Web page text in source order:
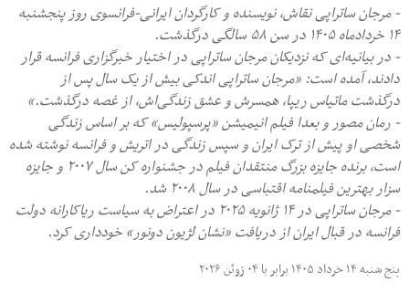
- مرجان ساتراپی نقاش، نویسنده و کارگردان ایرانی-فرانسوی روز پنجشنبه
۱۴ خردادماه ۱۴۰۵ در سن ۵۸ سالگی درگذشت.
- در بیانیه‌ای که نزدیکان مرجان ساتراپی در اختیار خبرگزاری فرانسه قرار
دادند، آمده است: «مرجان ساتراپی اندکی بیش از یک سال پس از
درگذشت ماتیاس ریپا، همسرش و عشق زندگی‌اش، از غصه درگذشت.»
- رمان مصور و بعدا فیلم انیمیشن «پرسپولیس» که بر اساس زندگی
شخصی او پیش از ترک ایران و سپس زندگی در اتریش و فرانسه نوشته شده
است، برنده جایزه بزرگ منتقدان فیلم در جشنواره کن سال ۲۰۰۷ و جایزه
سزار بهترین فیلمنامه اقتباسی در سال ۲۰۰۸ شد.
- مرجان ساتراپی در ۱۴ ژانویه ۲۰۲۵ در اعتراض به سیاست ریاکارانه دولت
فرانسه در قبال ایران از دریافت «نشان لژیون دونور» خودداری کرد.
پنج شنبه ۱۴ خرداد ۱۴۰۵ برابر با ۰۴ ژوئن ۲۰۲۶